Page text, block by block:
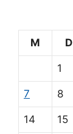
M
D
1
7 8
14 15